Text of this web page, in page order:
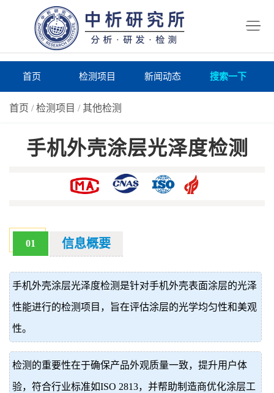
首页 检测项目 新闻动态 搜索一下
首页 /检测项目 /其他检测
手机外壳涂层光泽度检测
01 信息概要
手机外壳涂层光泽度检测是针对手机外壳表面涂层的光泽
性能进行的检测项目，旨在评估涂层的光学均匀性和美观
性。
检测的重要性在于确保产品外观质量一致，提升用户体
验，符合行业标准如ISO 2813，并帮助制造商优化涂层工
价
真
伪
询